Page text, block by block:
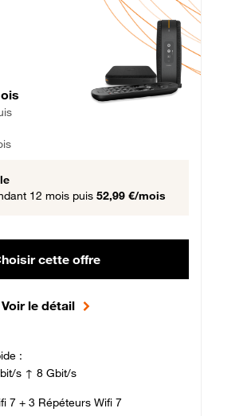
Max Fibre
12 mois puis 57,99 € par mois,
12 mois puis 52,99 €/mois
cette offre
Voir le détail
:
s ↑ 8 Gbit/s
7 + 3 Répéteurs Wifi 7